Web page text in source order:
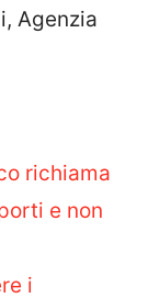
Agenzia
richiama
e non
i